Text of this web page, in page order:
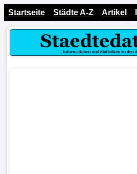
Startseite Städte A-Z Artikel